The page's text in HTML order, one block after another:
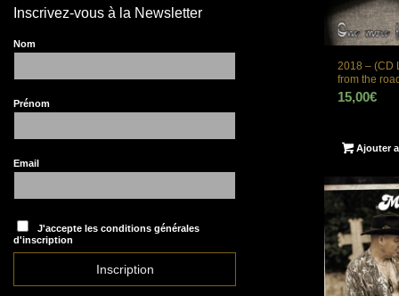
2018 – (CD
from the
15,00€
Ajouter
Inscrivez-vous à la Newsletter
Nom
Prénom
Email
J'accepte les conditions générales
d'inscription